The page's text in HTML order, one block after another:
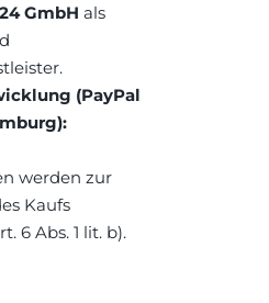
GmbH als
(PayPal
werden zur
Kaufs
6 Abs. 1 lit. b).